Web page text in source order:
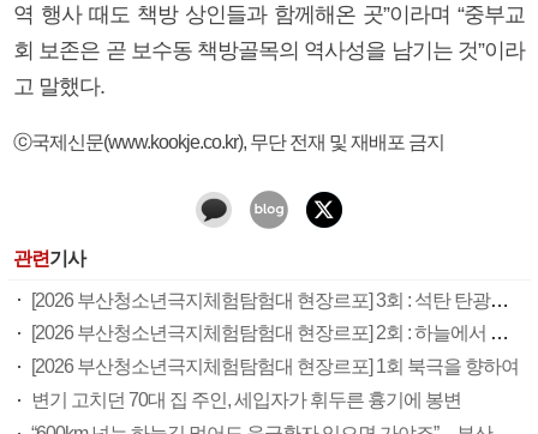
역 행사 때도 책방 상인들과 함께해온 곳”이라며 “중부교
회 보존은 곧 보수동 책방골목의 역사성을 남기는 것”이라
고 말했다.
ⓒ국제신문(www.kookje.co.kr), 무단 전재 및 재배포 금지
관련기사
[2026 부산청소년극지체험탐험대 현장르포] 3회 : 석탄 탄광촌에서 북극 연구의 중심지로
[2026 부산청소년극지체험탐험대 현장르포] 2회 : 하늘에서 만난 얼음의 나라
[2026 부산청소년극지체험탐험대 현장르포] 1회 북극을 향하여
변기 고치던 70대 집 주인, 세입자가 휘두른 흉기에 봉변